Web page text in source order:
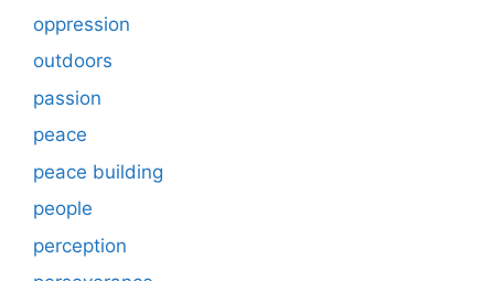
oppression
outdoors
passion
peace
peace building
people
perception